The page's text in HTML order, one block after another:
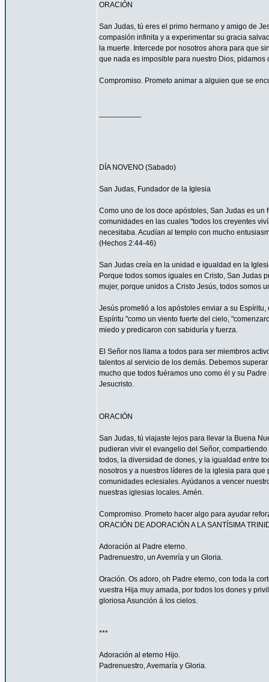
ORACIÓN
San Judas, tú eres el primo hermano y amigo de
compasión infinita y a experimentar su gracia
la muerte. Intercede por nosotros ahora para que
que nada es imposible para nuestro Dios,
Compromiso. Prometo animar a alguien que se
DÍA NOVENO (Sabado)
San Judas, Fundador de la Iglesia
Como uno de los doce apóstoles, San Judas es
comunidades en las cuales "todos los creyentes
necesitaba. Acudían al templo con mucho
(Hechos 2:44-46)
San Judas creía en la unidad e igualdad en la
Porque todos somos iguales en Cristo, San Judas
mujer, porque unidos a Cristo Jesús, todos somos
Jesús prometió a los apóstoles enviar a su
Espíritu "como un viento fuerte del cielo,
miedo y predicaron con sabiduría y fuerza.
El Señor nos llama a todos para ser miembros
talentos al servicio de los demás. Debemos
mucho que todos fuéramos uno como él y su
Jesucristo.
ORACIÓN
San Judas, tú viajaste lejos para llevar la Buena
pudieran vivir el evangelio del Señor,
todos, la diversidad de dones, y la igualdad entre
nosotros y a nuestros líderes de la iglesia para
comunidades eclesiales. Ayúdanos a vencer
nuestras iglesias locales. Amén.
Compromiso. Prometo hacer algo para ayudar
ORACIÓN DE ADORACIÓN A LA SANTÍSIMA
Adoración al Padre eterno.
Padrenuestro, un Avemría y un Gloria.
Oración. Os adoro, oh Padre eterno, con toda la
vuestra Hija muy amada, por todos los dones y
gloriosa Asunción á los cielos.
***
Adoración al eterno Hijo.
Padrenuestro, Avemaría y Gloria.